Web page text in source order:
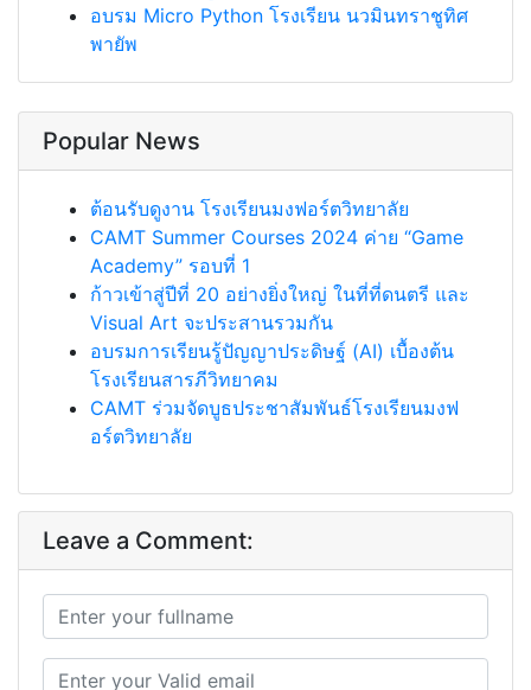
อบรม Micro Python โรงเรียน นวมินทราชูทิศ
พายัพ
Popular News
ต้อนรับดูงาน โรงเรียนมงฟอร์ตวิทยาลัย
CAMT Summer Courses 2024 ค่าย “Game
Academy” รอบที่ 1
ก้าวเข้าสู่ปีที่ 20 อย่างยิ่งใหญ่ ในที่ที่ดนตรี และ
Visual Art จะประสานรวมกัน
อบรมการเรียนรู้ปัญญาประดิษฐ์ (AI) เบื้องต้น
โรงเรียนสารภีวิทยาคม
CAMT ร่วมจัดบูธประชาสัมพันธ์โรงเรียนมงฟ
อร์ตวิทยาลัย
Leave a Comment: